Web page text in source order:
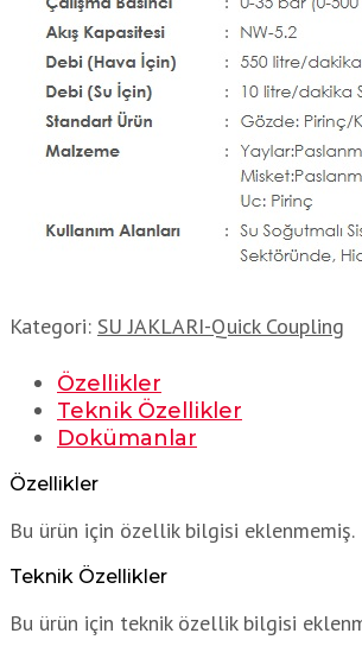
Kategori: SU JAKLARI-Quick Coupling
Özellikler
Teknik Özellikler
Dokümanlar
Özellikler
Bu ürün için özellik bilgisi eklenmemiş.
Teknik Özellikler
Bu ürün için teknik özellik bilgisi